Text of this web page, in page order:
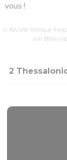
vous !
© Société biblique
une Bible
2